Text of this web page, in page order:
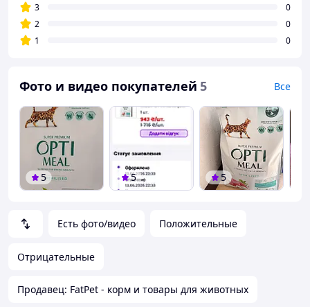
Есть фото/видео Положительные
Отрицательные
Продавец: FatPet - корм и товары для животных
3
0
2
0
1
0
Фото и видео покупателей 5 Все
5 5 5